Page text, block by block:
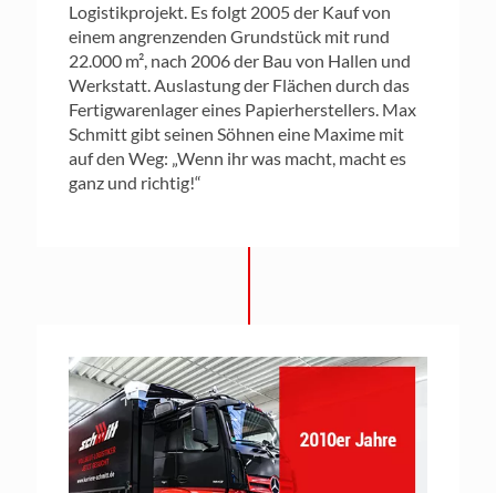
Logistikprojekt. Es folgt 2005 der Kauf von
einem angrenzenden Grundstück mit rund
22.000 m², nach 2006 der Bau von Hallen und
Werkstatt. Auslastung der Flächen durch das
Fertigwarenlager eines Papierherstellers. Max
Schmitt gibt seinen Söhnen eine Maxime mit
auf den Weg: „Wenn ihr was macht, macht es
ganz und richtig!“